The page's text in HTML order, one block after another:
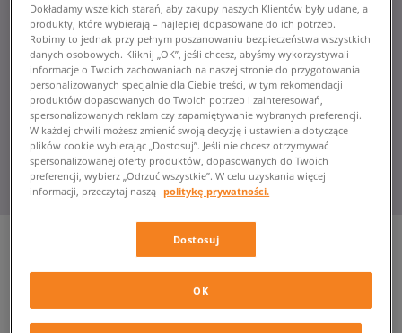
Dokładamy wszelkich starań, aby zakupy naszych Klientów były udane, a
produkty, które wybierają – najlepiej dopasowane do ich potrzeb.
Robimy to jednak przy pełnym poszanowaniu bezpieczeństwa wszystkich
danych osobowych. Kliknij „OK”, jeśli chcesz, abyśmy wykorzystywali
informacje o Twoich zachowaniach na naszej stronie do przygotowania
personalizowanych specjalnie dla Ciebie treści, w tym rekomendacji
produktów dopasowanych do Twoich potrzeb i zainteresowań,
spersonalizowanych reklam czy zapamiętywanie wybranych preferencji.
W każdej chwili możesz zmienić swoją decyzję i ustawienia dotyczące
plików cookie wybierając „Dostosuj”. Jeśli nie chcesz otrzymywać
spersonalizowanej oferty produktów, dopasowanych do Twoich
preferencji, wybierz „Odrzuć wszystkie”. W celu uzyskania więcej
informacji, przeczytaj naszą politykę prywatności.
Dostosuj
OK